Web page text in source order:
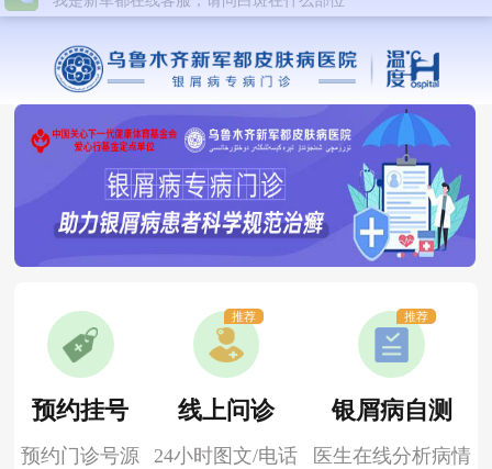
预约挂号
预约门诊号源
线上问诊
24小时图文/电话
推荐
银屑病自测
医生在线分析病情
推荐